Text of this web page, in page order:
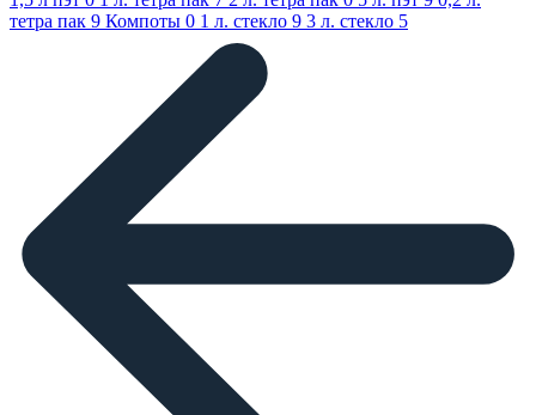
тетра пак 9 Компоты 0 1 л. стекло 9 3 л. стекло 5